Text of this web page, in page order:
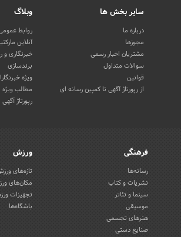
سایر بخش ها
درباره ما
مجوزها
مشتریان اخبار رسمی
سوالات متداول
قوانین
از رپورتاژ آگهی تا کمپین رسانه ای
وبلاگ
روابط
آنلاین
خبرنگاری و
برندسازی
ویژه
مطالب ویژه
رپورتاژ آگهی
فرهنگی
رسانه‌ها
نشریات و کتاب
سینما و تئاتر
موسیقی
هنرهای تجسمی
صنایع دستی
ورزش
تازه‌های
مکان‌های
تجهیزات
باشگاه‌ها